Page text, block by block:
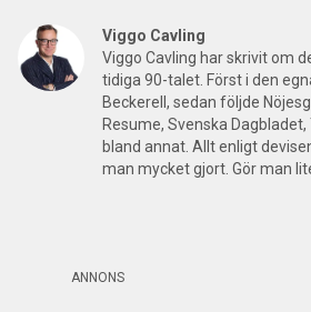
Viggo Cavling
Viggo Cavling har skrivit om
tidiga 90-talet. Först i den
Beckerell, sedan följde
Resume, Svenska Dagbladet,
bland annat. Allt enligt
man mycket gjort. Gör man
ANNONS